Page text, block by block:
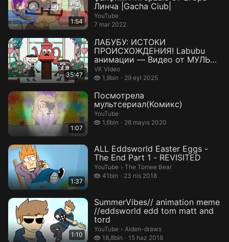
1:54
Линча |Gacha Ciub|
YouTube
7 mar 2022
35:47
ЛАБУБУ: ИСТОКИ
ПРОИСХОЖДЕНИЯ! Labubu
анимации — Видео от МУЛЬТ
ТВ
VK Video
1,9bin
1,9 bin izleme29 eyl 2025
1:07
Посмотрела
мультсериал(Комикс)
YouTube
1,6bin
1,6 bin izleme26 mayıs 2020
1:37
ALL Eddsworld Easter Eggs -
The End Part 1 - REVISITED
YouTube › The Tomee Bear.
The Tomee Bear
41bin
41 bin izleme23 nis 2018
1:10
SummerVibes// animation meme
//eddsworld edd tom matt and
tord
YouTube › Aiden-draws.
Aiden-draws
18,8bin
18,8 bin izleme15 haz 2018